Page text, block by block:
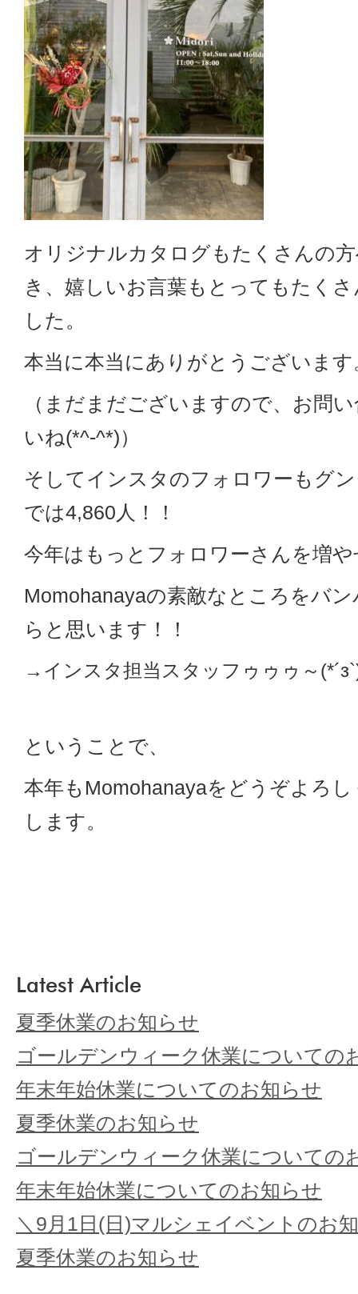
オリジナルカタログもたくさんの
き、嬉しいお言葉もとってもたく
した。
本当に本当にありがとうございます
（まだまだございますので、お問
いね(*^-^*)）
そしてインスタのフォロワーもグ
では4,860人！！
今年はもっとフォロワーさんを増
Momohanayaの素敵なところをバ
らと思います！！
→インスタ担当スタッフゥゥゥ～
ということで、
本年もMomohanayaをどうぞよろ
します。
Latest Article
夏季休業のお知らせ
ゴールデンウィーク休業についての
年末年始休業についてのお知らせ
夏季休業のお知らせ
ゴールデンウィーク休業についての
年末年始休業についてのお知らせ
＼9月1日(日)マルシェイベントのお
夏季休業のお知らせ